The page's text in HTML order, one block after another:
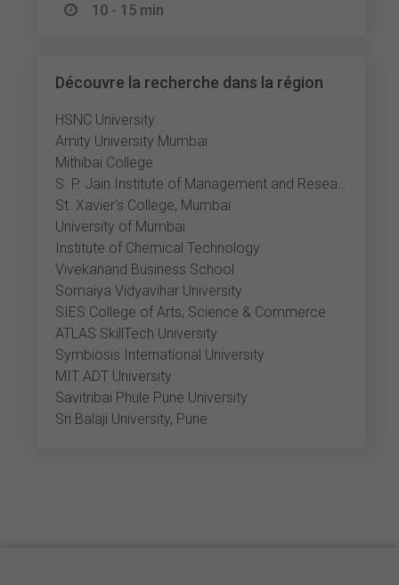
10 - 15 min
Découvre la recherche dans la région
HSNC University
Amity University Mumbai
Mithibai College
S. P. Jain Institute of Management and Research
St. Xavier's College, Mumbai
University of Mumbai
Institute of Chemical Technology
Vivekanand Business School
Somaiya Vidyavihar University
SIES College of Arts, Science & Commerce
ATLAS SkillTech University
Symbiosis International University
MIT ADT University
Savitribai Phule Pune University
Sri Balaji University, Pune